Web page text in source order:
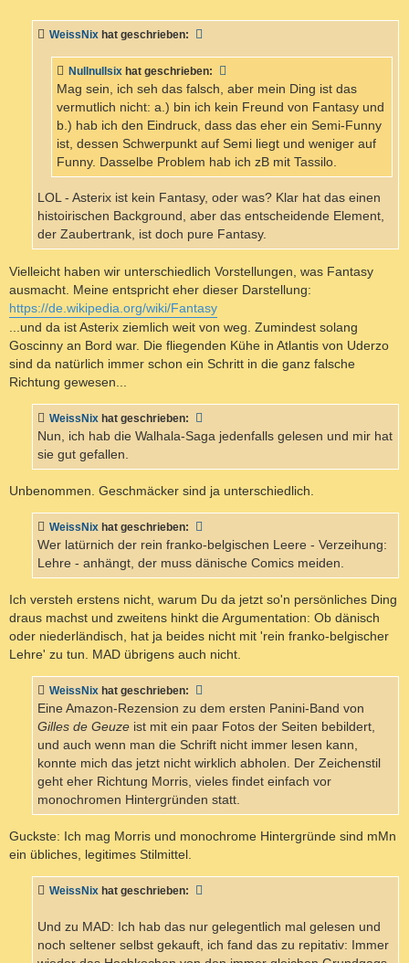
r
g
WeissNix hat geschrieben:
Nullnullsix hat geschrieben:
Mag sein, ich seh das falsch, aber mein Ding ist das
vermutlich nicht: a.) bin ich kein Freund von Fantasy und
b.) hab ich den Eindruck, dass das eher ein Semi-Funny
ist, dessen Schwerpunkt auf Semi liegt und weniger auf
Funny. Dasselbe Problem hab ich zB mit Tassilo.
LOL - Asterix ist kein Fantasy, oder was? Klar hat das einen
histoirischen Background, aber das entscheidende Element,
der Zaubertrank, ist doch pure Fantasy.
Vielleicht haben wir unterschiedlich Vorstellungen, was Fantasy
ausmacht. Meine entspricht eher dieser Darstellung:
https://de.wikipedia.org/wiki/Fantasy
...und da ist Asterix ziemlich weit von weg. Zumindest solang
Goscinny an Bord war. Die fliegenden Kühe in Atlantis von Uderzo
sind da natürlich immer schon ein Schritt in die ganz falsche
Richtung gewesen...
WeissNix hat geschrieben:
Nun, ich hab die Walhala-Saga jedenfalls gelesen und mir hat
sie gut gefallen.
Unbenommen. Geschmäcker sind ja unterschiedlich.
WeissNix hat geschrieben:
Wer latürnich der rein franko-belgischen Leere - Verzeihung:
Lehre - anhängt, der muss dänische Comics meiden.
Ich versteh erstens nicht, warum Du da jetzt so'n persönliches Ding
draus machst und zweitens hinkt die Argumentation: Ob dänisch
oder niederländisch, hat ja beides nicht mit 'rein franko-belgischer
Lehre' zu tun. MAD übrigens auch nicht.
WeissNix hat geschrieben:
Eine Amazon-Rezension zu dem ersten Panini-Band von
Gilles de Geuze ist mit ein paar Fotos der Seiten bebildert,
und auch wenn man die Schrift nicht immer lesen kann,
konnte mich das jetzt nicht wirklich abholen. Der Zeichenstil
geht eher Richtung Morris, vieles findet einfach vor
monochromen Hintergründen statt.
Guckste: Ich mag Morris und monochrome Hintergründe sind mMn
ein übliches, legitimes Stilmittel.
WeissNix hat geschrieben:
Und zu MAD: Ich hab das nur gelegentlich mal gelesen und
noch seltener selbst gekauft, ich fand das zu repitativ: Immer